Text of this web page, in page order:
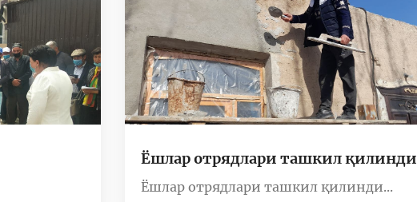
Ёшлар отрядлари ташкил қилинди
Ёшлар отрядлари ташкил қилинди...